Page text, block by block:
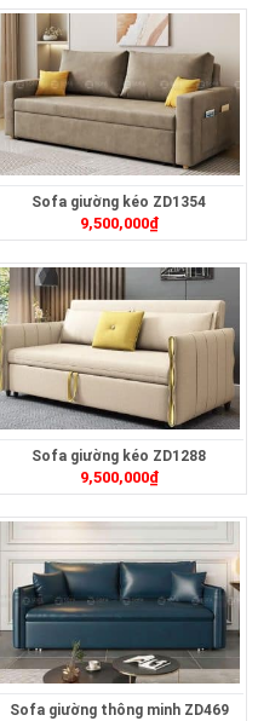
Sofa giường kéo ZD1354
9,500,000₫
Sofa giường kéo ZD1288
9,500,000₫
Sofa giường thông minh ZD469